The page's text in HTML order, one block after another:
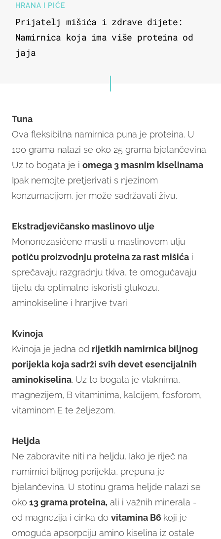
HRANA I PIĆE
Prijatelj mišića i zdrave dijete:
Namirnica koja ima više proteina od
jaja
Tuna
Ova fleksibilna namirnica puna je proteina. U
100 grama nalazi se oko 25 grama bjelančevina.
Uz to bogata je i omega 3 masnim kiselinama.
Ipak nemojte pretjerivati s njezinom
konzumacijom, jer može sadržavati živu.
Ekstradjevičansko maslinovo ulje
Mononezasićene masti u maslinovom ulju
potiču proizvodnju proteina za rast mišića i
sprečavaju razgradnju tkiva, te omogućavaju
tijelu da optimalno iskoristi glukozu,
aminokiseline i hranjive tvari.
Kvinoja
Kvinoja je jedna od rijetkih namirnica biljnog
porijekla koja sadrži svih devet esencijalnih
aminokiselina. Uz to bogata je vlaknima,
magnezijem, B vitaminima, kalcijem, fosforom,
vitaminom E te željezom.
Heljda
Ne zaboravite niti na heljdu. Iako je riječ na
namirnici biljnog porijekla, prepuna je
bjelančevina. U stotinu grama heljde nalazi se
oko 13 grama proteina, ali i važnih minerala -
od magnezija i cinka do vitamina B6 koji je
omoguća apsorpciju amino kiselina iz ostale